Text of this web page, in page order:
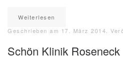
Weiterlesen
Geschrieben am 17. März 2014.
Schön Klinik Roseneck